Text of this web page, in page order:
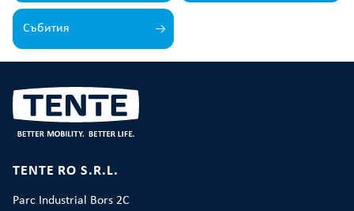
Събития
TENTE RO S.R.L.
Parc Industrial Bors 2C